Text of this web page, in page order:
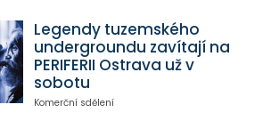
Legendy tuzemského
undergroundu zavítají na
PERIFERII Ostrava už v
sobotu
Komerční sdělení